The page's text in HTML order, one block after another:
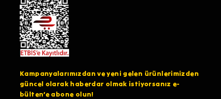
Kampanyalarımızdan ve yeni gelen ürünlerimizden
güncel olarak haberdar olmak istiyorsanız e-
bülten’e abone olun!